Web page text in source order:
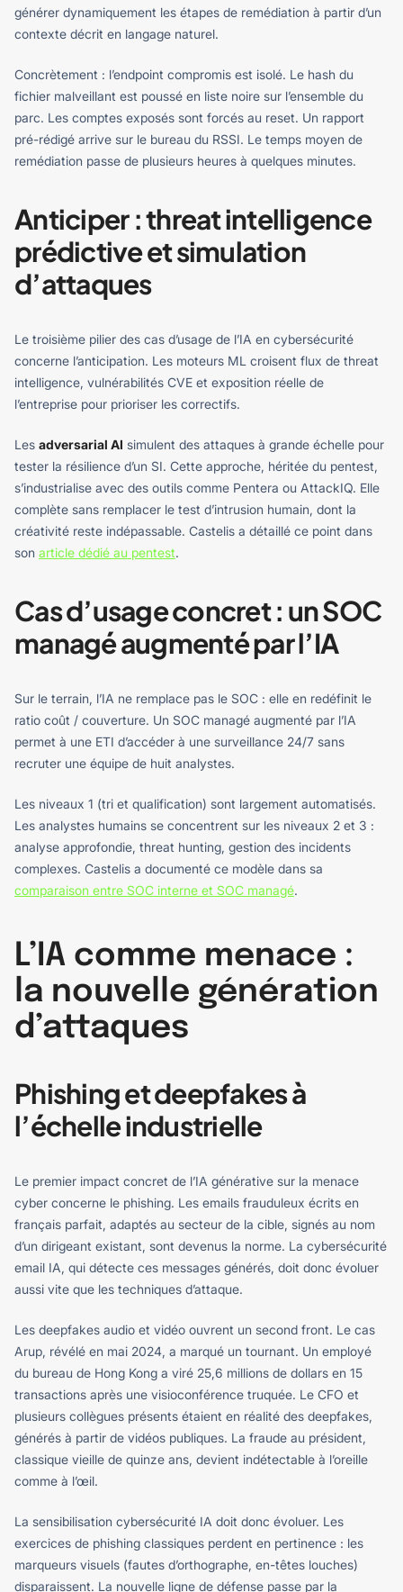
générer dynamiquement les étapes de remédiation à partir d’un
contexte décrit en langage naturel.
Concrètement : l’endpoint compromis est isolé. Le hash du
fichier malveillant est poussé en liste noire sur l’ensemble du
parc. Les comptes exposés sont forcés au reset. Un rapport
pré-rédigé arrive sur le bureau du RSSI. Le temps moyen de
remédiation passe de plusieurs heures à quelques minutes.
Anticiper : threat intelligence
prédictive et simulation
d’attaques
Le troisième pilier des cas d’usage de l’IA en cybersécurité
concerne l’anticipation. Les moteurs ML croisent flux de threat
intelligence, vulnérabilités CVE et exposition réelle de
l’entreprise pour prioriser les correctifs.
Les adversarial AI simulent des attaques à grande échelle pour
tester la résilience d’un SI. Cette approche, héritée du pentest,
s’industrialise avec des outils comme Pentera ou AttackIQ. Elle
complète sans remplacer le test d’intrusion humain, dont la
créativité reste indépassable. Castelis a détaillé ce point dans
son article dédié au pentest.
Cas d’usage concret : un SOC
managé augmenté par l’IA
Sur le terrain, l’IA ne remplace pas le SOC : elle en redéfinit le
ratio coût / couverture. Un SOC managé augmenté par l’IA
permet à une ETI d’accéder à une surveillance 24/7 sans
recruter une équipe de huit analystes.
Les niveaux 1 (tri et qualification) sont largement automatisés.
Les analystes humains se concentrent sur les niveaux 2 et 3 :
analyse approfondie, threat hunting, gestion des incidents
complexes. Castelis a documenté ce modèle dans sa
comparaison entre SOC interne et SOC managé.
L’IA comme menace :
la nouvelle génération
d’attaques
Phishing et deepfakes à
l’échelle industrielle
Le premier impact concret de l’IA générative sur la menace
cyber concerne le phishing. Les emails frauduleux écrits en
français parfait, adaptés au secteur de la cible, signés au nom
d’un dirigeant existant, sont devenus la norme. La cybersécurité
email IA, qui détecte ces messages générés, doit donc évoluer
aussi vite que les techniques d’attaque.
Les deepfakes audio et vidéo ouvrent un second front. Le cas
Arup, révélé en mai 2024, a marqué un tournant. Un employé
du bureau de Hong Kong a viré 25,6 millions de dollars en 15
transactions après une visioconférence truquée. Le CFO et
plusieurs collègues présents étaient en réalité des deepfakes,
générés à partir de vidéos publiques. La fraude au président,
classique vieille de quinze ans, devient indétectable à l’oreille
comme à l’œil.
La sensibilisation cybersécurité IA doit donc évoluer. Les
exercices de phishing classiques perdent en pertinence : les
marqueurs visuels (fautes d’orthographe, en-têtes louches)
disparaissent. La nouvelle ligne de défense passe par la